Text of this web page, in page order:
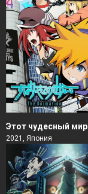
Этот чудесный мир
2021, Япония